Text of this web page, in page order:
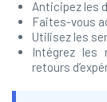
Anticipez les
Faites-vous
Utilisez les
Intégrez les
retours